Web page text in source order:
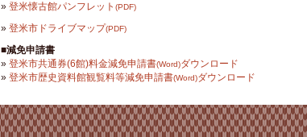
» 登米懐古館パンフレット (PDF)
» 登米市ドライブマップ(PDF)
■減免申請書
» 登米市共通券(6館)料金減免申請書(Word)ダウンロード
» 登米市歴史資料館観覧料等減免申請書(Word)ダウンロード